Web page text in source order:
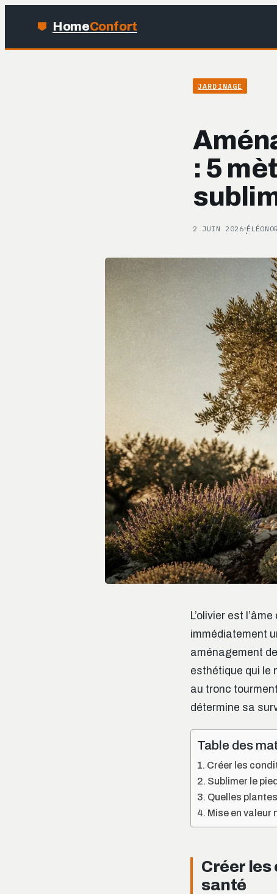
HomeConfort
JARDINAGE
: 5
2 JUIN 2026 ·
L’olivier est
immédiatement
aménagement
esthétique qui le
au tronc
détermine sa
Table des
Créer les
Sublimer le
Quelles
Mise en valeur
Créer les
santé